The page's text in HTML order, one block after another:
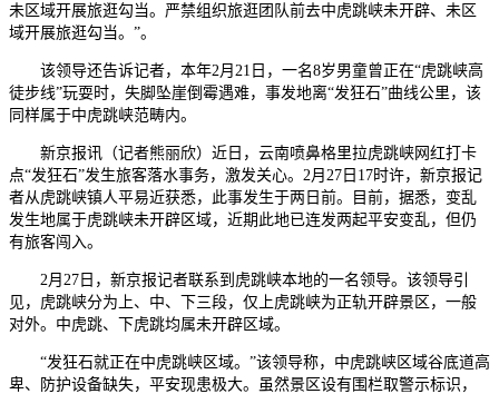
未区域开展旅逛勾当。严禁组织旅逛团队前去中虎跳峡未开辟、未区
域开展旅逛勾当。”。
该领导还告诉记者，本年2月21日，一名8岁男童曾正在“虎跳峡高
徒步线”玩耍时，失脚坠崖倒霉遇难，事发地离“发狂石”曲线公里，该
同样属于中虎跳峡范畴内。
新京报讯（记者熊丽欣）近日，云南喷鼻格里拉虎跳峡网红打卡
点“发狂石”发生旅客落水事务，激发关心。2月27日17时许，新京报记
者从虎跳峡镇人平易近获悉，此事发生于两日前。目前，据悉，变乱
发生地属于虎跳峡未开辟区域，近期此地已连发两起平安变乱，但仍
有旅客闯入。
2月27日，新京报记者联系到虎跳峡本地的一名领导。该领导引
见，虎跳峡分为上、中、下三段，仅上虎跳峡为正轨开辟景区，一般
对外。中虎跳、下虎跳均属未开辟区域。
“发狂石就正在中虎跳峡区域。”该领导称，中虎跳峡区域谷底道高
卑、防护设备缺失，平安现患极大。虽然景区设有围栏取警示标识，